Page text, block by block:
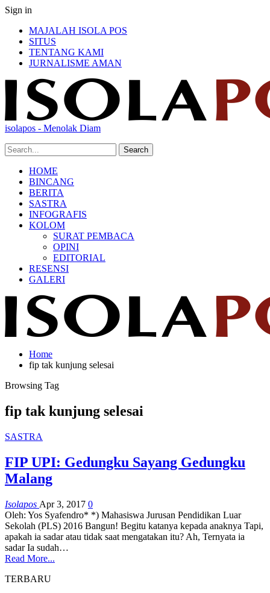
Sign in
MAJALAH ISOLA POS
SITUS
TENTANG KAMI
JURNALISME AMAN
isolapos - Menolak Diam
HOME
BINCANG
BERITA
SASTRA
INFOGRAFIS
KOLOM
SURAT PEMBACA
OPINI
EDITORIAL
RESENSI
GALERI
Home
fip tak kunjung selesai
Browsing Tag
fip tak kunjung selesai
SASTRA
FIP UPI: Gedungku Sayang Gedungku
Malang
Isolapos Apr 3, 2017 0
Oleh: Yos Syafendro* *) Mahasiswa Jurusan Pendidikan Luar
Sekolah (PLS) 2016 Bangun! Begitu katanya kepada anaknya Tapi,
apakah ia sadar atau tidak saat mengatakan itu? Ah, Ternyata ia
sadar Ia sudah…
Read More...
TERBARU